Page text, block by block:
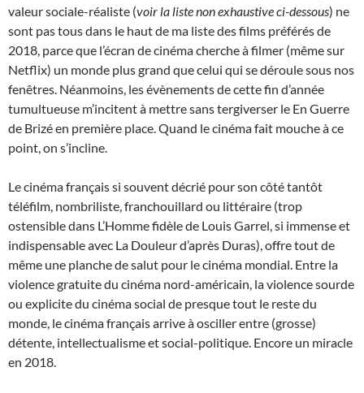
valeur sociale-réaliste (voir la liste non exhaustive ci-dessous) ne
sont pas tous dans le haut de ma liste des films préférés de
2018, parce que l’écran de cinéma cherche à filmer (même sur
Netflix) un monde plus grand que celui qui se déroule sous nos
fenêtres. Néanmoins, les évènements de cette fin d’année
tumultueuse m’incitent à mettre sans tergiverser le En Guerre
de Brizé en première place. Quand le cinéma fait mouche à ce
point, on s’incline.
Le cinéma français si souvent décrié pour son côté tantôt
téléfilm, nombriliste, franchouillard ou littéraire (trop
ostensible dans L’Homme fidèle de Louis Garrel, si immense et
indispensable avec La Douleur d’après Duras), offre tout de
même une planche de salut pour le cinéma mondial. Entre la
violence gratuite du cinéma nord-américain, la violence sourde
ou explicite du cinéma social de presque tout le reste du
monde, le cinéma français arrive à osciller entre (grosse)
détente, intellectualisme et social-politique. Encore un miracle
en 2018.